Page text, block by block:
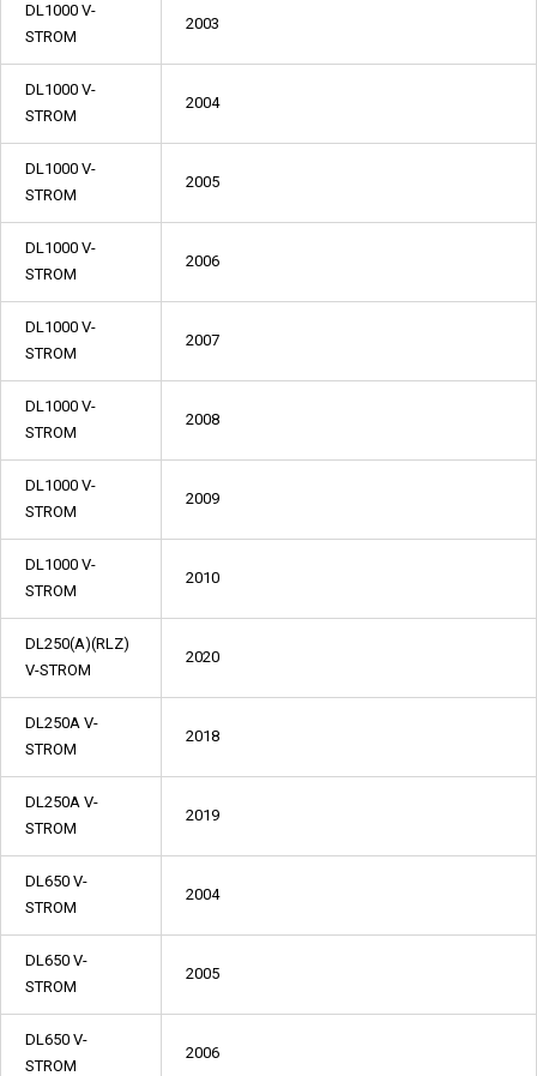
DL1000 V-
STROM
2003
DL1000 V-
STROM
2004
DL1000 V-
STROM
2005
DL1000 V-
STROM
2006
DL1000 V-
STROM
2007
DL1000 V-
STROM
2008
DL1000 V-
STROM
2009
DL1000 V-
STROM
2010
DL250(A)(RLZ)
V-STROM
2020
DL250A V-
STROM
2018
DL250A V-
STROM
2019
DL650 V-
STROM
2004
DL650 V-
STROM
2005
DL650 V-
STROM
2006